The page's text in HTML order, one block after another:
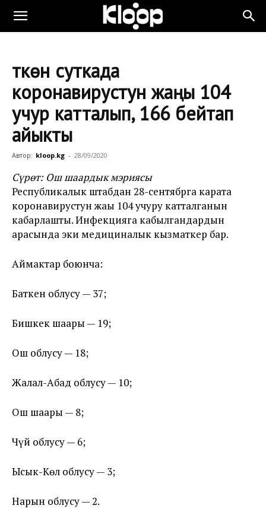
Өткөн суткада
коронавирустун жаңы 104
учур катталып, 166 бейтап
айыкты
Автор: kloop.kg - 28/09/2020
Сүрөт: Ош шаардык мэриясы
Республикалык штабдан 28-сентябрга карата
коронавирустун жаңы 104 учуру катталганын
кабарлашты. Инфекцияга кабылгандардын
арасында эки медициналык кызматкер бар.
Аймактар боюнча:
Баткен облусу — 37;
Бишкек шаары — 19;
Ош облусу — 18;
Жалал-Абад облусу — 10;
Ош шаары — 8;
Чүй облусу — 6;
Ысык-Көл облусу — 3;
Нарын облусу — 2.